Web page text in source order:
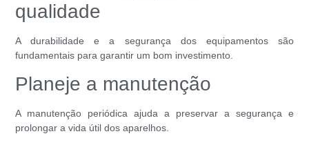
qualidade
A durabilidade e a segurança dos equipamentos são
fundamentais para garantir um bom investimento.
Planeje a manutenção
A manutenção periódica ajuda a preservar a segurança e
prolongar a vida útil dos aparelhos.